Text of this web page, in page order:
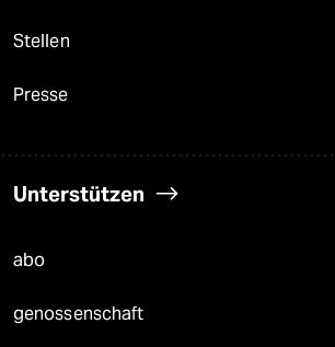
Stellen
Presse
Unterstützen
abo
genossenschaft